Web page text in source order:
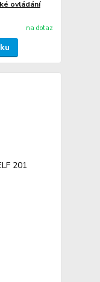
ovládání
na dotaz